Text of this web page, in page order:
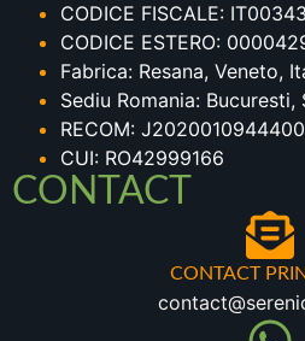
CODICE FISCALE:
CODICE ESTERO:
Fabrica: Resana, Veneto,
Sediu Romania: Bucuresti,
RECOM: J2020010944400
CUI: RO42999166
CONTACT
CONTACT